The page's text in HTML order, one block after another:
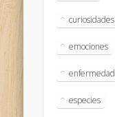
curiosidades
emociones
enfermedad
especies